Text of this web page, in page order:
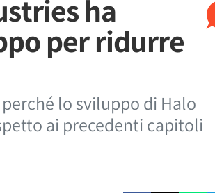
ha
per ridurre
lo sviluppo di Halo
ai precedenti capitoli